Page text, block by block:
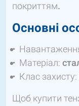
покриттям.
Основні
Матеріал:
Клас захисту:
Щоб купити